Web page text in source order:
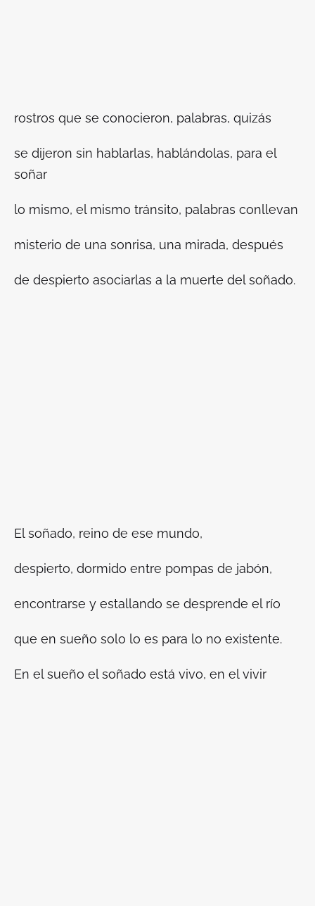
rostros que se conocieron, palabras, quizás
se dijeron sin hablarlas, hablándolas, para el
soñar
lo mismo, el mismo tránsito, palabras conllevan
misterio de una sonrisa, una mirada, después
de despierto asociarlas a la muerte del soñado.
El soñado, reino de ese mundo,
despierto, dormido entre pompas de jabón,
encontrarse y estallando se desprende el río
que en sueño solo lo es para lo no existente.
En el sueño el soñado está vivo, en el vivir